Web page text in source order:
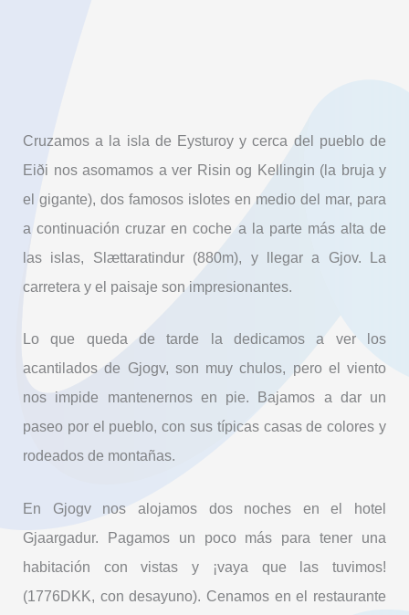
Cruzamos a la isla de Eysturoy y cerca del pueblo de
Eiði nos asomamos a ver Risin og Kellingin (la bruja y
el gigante), dos famosos islotes en medio del mar, para
a continuación cruzar en coche a la parte más alta de
las islas, Slættaratindur (880m), y llegar a Gjov. La
carretera y el paisaje son impresionantes.
Lo que queda de tarde la dedicamos a ver los
acantilados de Gjogv, son muy chulos, pero el viento
nos impide mantenernos en pie. Bajamos a dar un
paseo por el pueblo, con sus típicas casas de colores y
rodeados de montañas.
En Gjogv nos alojamos dos noches en el hotel
Gjaargadur. Pagamos un poco más para tener una
habitación con vistas y ¡vaya que las tuvimos!
(1776DKK, con desayuno). Cenamos en el restaurante